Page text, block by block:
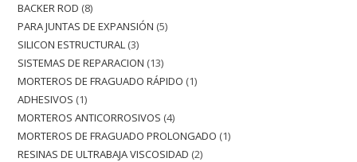
BACKER ROD 8
PARA JUNTAS DE EXPANSIÓN 5
SILICON ESTRUCTURAL 3
SISTEMAS DE REPARACION 13
MORTEROS DE FRAGUADO RÁPIDO 1
ADHESIVOS 1
MORTEROS ANTICORROSIVOS 4
MORTEROS DE FRAGUADO PROLONGADO 1
RESINAS DE ULTRABAJA VISCOSIDAD 2